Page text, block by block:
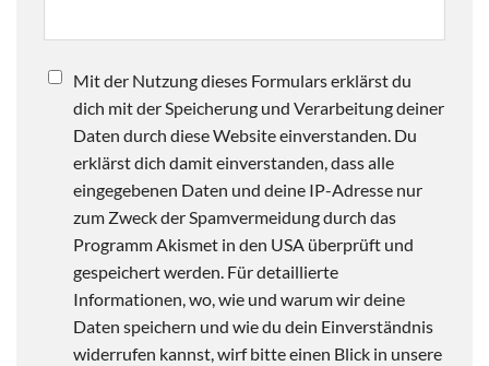
Mit der Nutzung dieses Formulars erklärst du
dich mit der Speicherung und Verarbeitung deiner
Daten durch diese Website einverstanden. Du
erklärst dich damit einverstanden, dass alle
eingegebenen Daten und deine IP-Adresse nur
zum Zweck der Spamvermeidung durch das
Programm Akismet in den USA überprüft und
gespeichert werden. Für detaillierte
Informationen, wo, wie und warum wir deine
Daten speichern und wie du dein Einverständnis
widerrufen kannst, wirf bitte einen Blick in unsere